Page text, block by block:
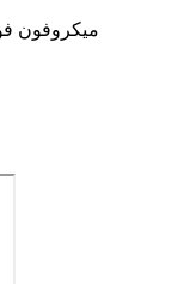
میکروفون